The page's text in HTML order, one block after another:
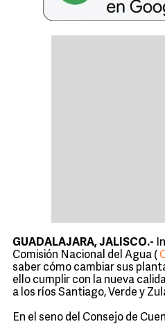
GUADALAJARA, JALISCO.-
Comisión Nacional del Agua (
saber cómo cambiar sus
ello cumplir con la nueva
a los ríos Santiago, Verde y
En el seno del Consejo de